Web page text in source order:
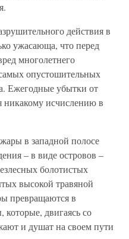
действия в
ужасающа, что перед
многолетнего
опустошительных
Ежегодные убытки от
никакому исчислению в
в западной полосе
– в виде островов –
болотистых
высокой травяной
превращаются в
двигаясь со
и душат на своем пути